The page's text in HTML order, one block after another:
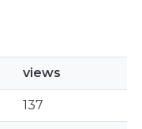
views
137